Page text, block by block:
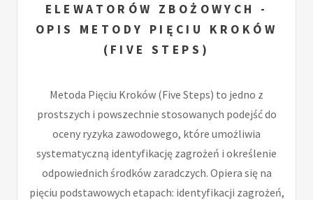
ELEWATORÓW ZBOŻOWYCH -
OPIS METODY PIĘCIU KROKÓW
(FIVE STEPS)
Metoda Pięciu Kroków (Five Steps) to jedno z
prostszych i powszechnie stosowanych podejść do
oceny ryzyka zawodowego, które umożliwia
systematyczną identyfikację zagrożeń i określenie
odpowiednich środków zaradczych. Opiera się na
pięciu podstawowych etapach: identyfikacji zagrożeń,